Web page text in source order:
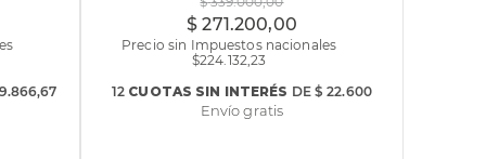
$ 271.200,00
Precio sin Impuestos nacionales
$224.132,23
12 CUOTAS SIN INTERÉS DE$ 22.600
Envío gratis